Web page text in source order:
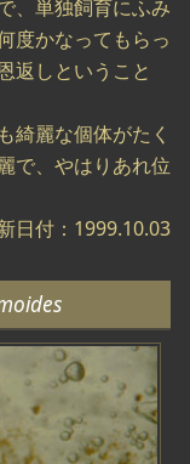
、単独飼育にふみ
度かなってもらっ
返しということ
綺麗な個体がたく
で、やはりあれ位
日付：1999.10.03